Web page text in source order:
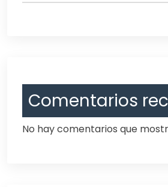
Comentarios
No hay comentarios que